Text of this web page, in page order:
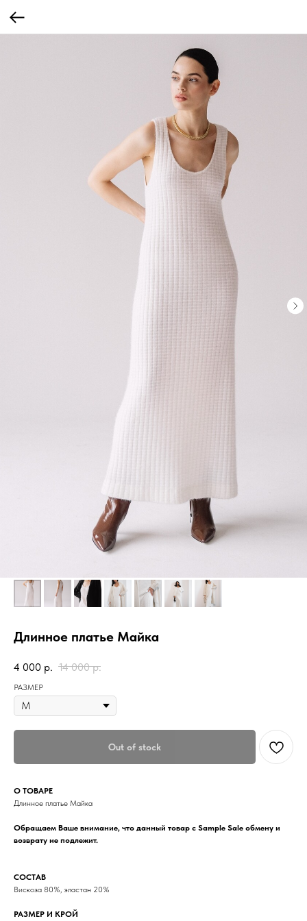
Длинное платье Майка
4 000 р. 14 000 р.
РАЗМЕР
Out of stock
О ТОВАРЕ
Длинное платье Майка
Обращаем Ваше внимание, что данный товар с Sample Sale обмену и
возврату не подлежит.
СОСТАВ
Вискоза 80%, эластан 20%
РАЗМЕР И КРОЙ